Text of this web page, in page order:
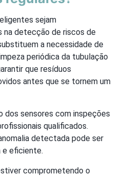
sejam
detecção de riscos de
a necessidade de
periódica da tubulação
que resíduos
antes que se tornem um
dos sensores com inspeções
qualificados.
detectada pode ser
e eficiente.
comprometendo o